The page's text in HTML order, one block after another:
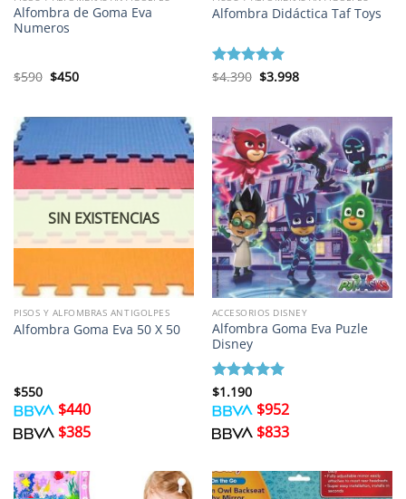
Alfombra de Goma Eva
Numeros
$590 El
precio
$590.
$450El
precio
$450.
Alfombra Didáctica Taf Toys
Valorado
$4.390 El
precio
$4.390.
$3.998El
precio
$3.998.
SIN EXISTENCIAS
PISOS Y ALFOMBRAS ANTIGOLPES
Alfombra Goma Eva 50 X 50
$550
$440
$385
ACCESORIOS DISNEY
Alfombra Goma Eva Puzle
Disney
Valorado
con5de 5
$1.190
$952
$833